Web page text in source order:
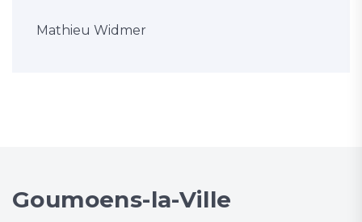
Mathieu Widmer
Goumoens-la-Ville